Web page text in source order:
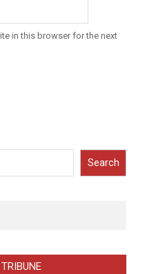
in this browser for the next
Search